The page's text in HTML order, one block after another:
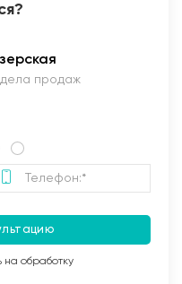
продаж
на обработку